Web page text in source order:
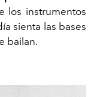
los instrumentos
sienta las bases
bailan.